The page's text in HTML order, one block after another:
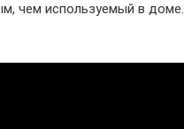
чем используемый в доме.